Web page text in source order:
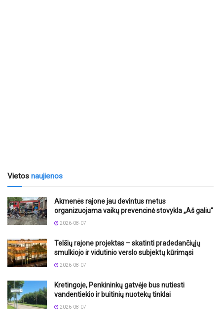
Vietos naujienos
Akmenės rajone jau devintus metus
organizuojama vaikų prevencinė stovykla „Aš galiu“
2026-08-07
Telšių rajone projektas – skatinti pradedančiųjų
smulkiojo ir vidutinio verslo subjektų kūrimąsi
2026-08-07
Kretingoje, Penkininkų gatvėje bus nutiesti
vandentiekio ir buitinių nuotekų tinklai
2026-08-07